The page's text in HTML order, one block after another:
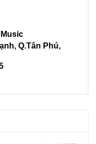
, Q.Tân Phú,